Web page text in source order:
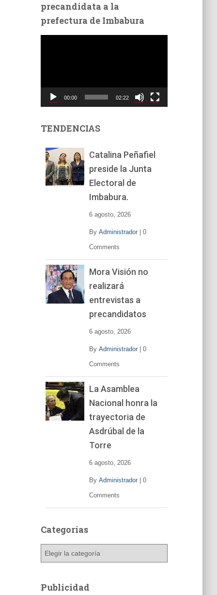
precandidata a la
prefectura de Imbabura
t
00:00 02:22
TENDENCIAS
Catalina Peñafiel
preside la Junta
Electoral de
Imbabura.
6 agosto, 2026
By Administrador| 0
Comments
Mora Visión no
realizará
entrevistas a
precandidatos
6 agosto, 2026
By Administrador| 0
Comments
La Asamblea
Nacional honra la
trayectoria de
Asdrúbal de la
Torre
6 agosto, 2026
By Administrador| 0
Comments
Categorías
g
Publicidad